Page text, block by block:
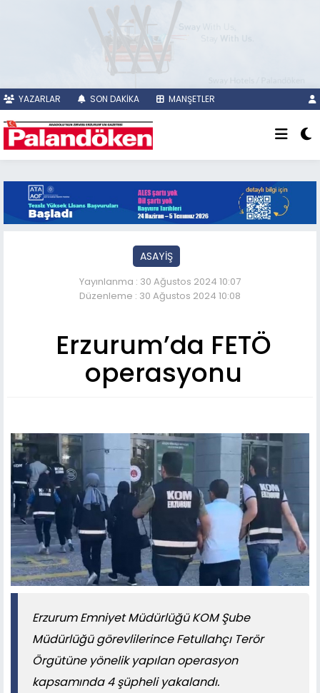
YAZARLAR SON DAKİKA MANŞETLER
ASAYİŞ
Yayınlanma : 30 Ağustos 2024 10:07
Düzenleme : 30 Ağustos 2024 10:08
Erzurum’da FETÖ
operasyonu
Erzurum Emniyet Müdürlüğü KOM Şube
Müdürlüğü görevlilerince Fetullahçı Terör
Örgütüne yönelik yapılan operasyon
kapsamında 4 şüpheli yakalandı.